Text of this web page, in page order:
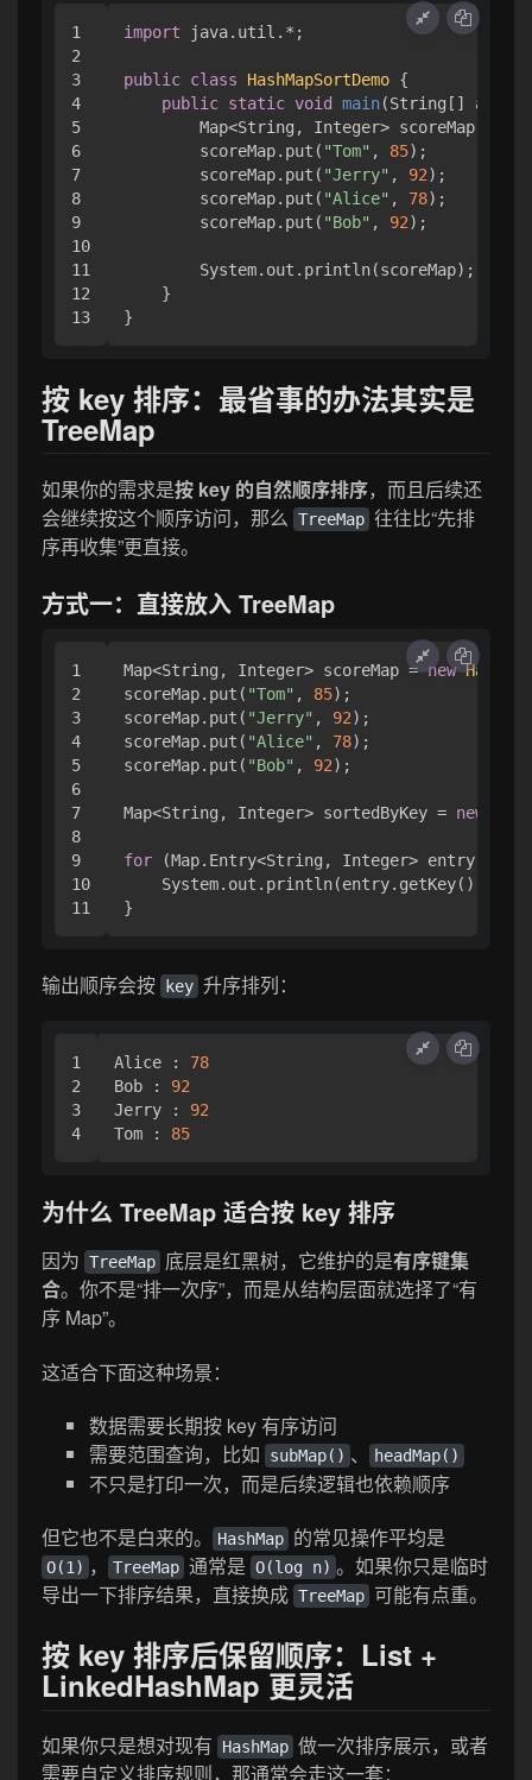
1
2
3
4
5
6
7
8
9
10
11
12
import java.util.*;
public class HashMapSortDemo {
public static void main(String[] args)
        Map<String, Integer> scoreMap =
        scoreMap.put(
"Tom" , 85);
        scoreMap.put(
"Jerry" , 92);
        scoreMap.put(
"Alice" , 78);
        scoreMap.put(
"Bob" , 92);
        System.out.println(scoreMap);
    }
按 key 排序：最省事的办法其实是
TreeMap
如果你的需求是按 key 的自然顺序排序，而且后续还
会继续按这个顺序访问，那么 TreeMap 往往比“先排
序再收集”更直接。
方式一：直接放入 TreeMap
1
2
3
4
5
6
7
8
9
10
Map<String, Integer> scoreMap = new HashMap
scoreMap.put( "Tom" , 85);
scoreMap.put( "Jerry" , 92);
scoreMap.put( "Alice" , 78);
scoreMap.put( "Bob" , 92);
Map<String, Integer> sortedByKey = new
for (Map.Entry<String, Integer> entry :
    System.out.println(entry.getKey() +
输出顺序会按 key 升序排列：
1
2
3
Alice : 78
Bob : 92
Jerry : 92
Tom : 85
为什么 TreeMap 适合按 key 排序
因为 TreeMap 底层是红黑树，它维护的是有序键集
合。你不是“排一次序”，而是从结构层面就选择了“有
序 Map”。
这适合下面这种场景：
数据需要长期按 key 有序访问
需要范围查询，比如
subMap() 、 headMap()
不只是打印一次，而是后续逻辑也依赖顺序
但它也不是白来的。
HashMap 的常见操作平均是
O(1) ， TreeMap 通常是 O(log n) 。如果你只是临时
导出一下排序结果，直接换成 TreeMap 可能有点重。
按 key 排序后保留顺序：List +
LinkedHashMap 更灵活
如果你只是想对现有 HashMap 做一次排序展示，或者
需要自定义排序规则，那通常会走这一套：